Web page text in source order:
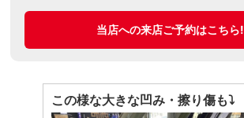
当店への来店ご予約はこちら!
この様な大きな凹み・擦り傷も⤵